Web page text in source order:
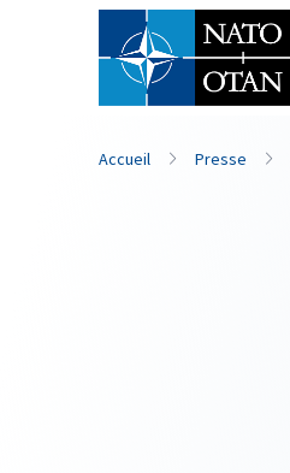
Nom de famille*
Accueil Presse